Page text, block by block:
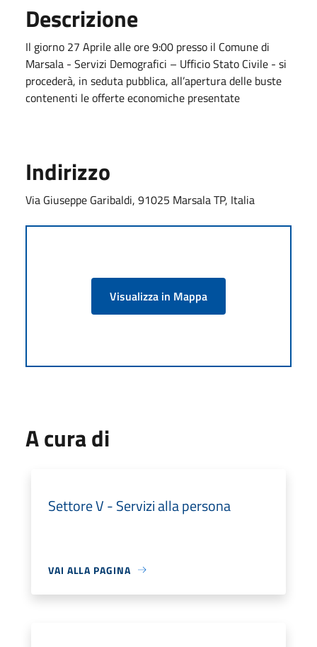
Descrizione
Il giorno 27 Aprile alle ore 9:00 presso il Comune di
Marsala - Servizi Demografici – Ufficio Stato Civile - si
procederà, in seduta pubblica, all’apertura delle buste
contenenti le offerte economiche presentate
Indirizzo
Via Giuseppe Garibaldi, 91025 Marsala TP, Italia
Visualizza in Mappa
A cura di
Settore V - Servizi alla persona
VAI ALLA PAGINA